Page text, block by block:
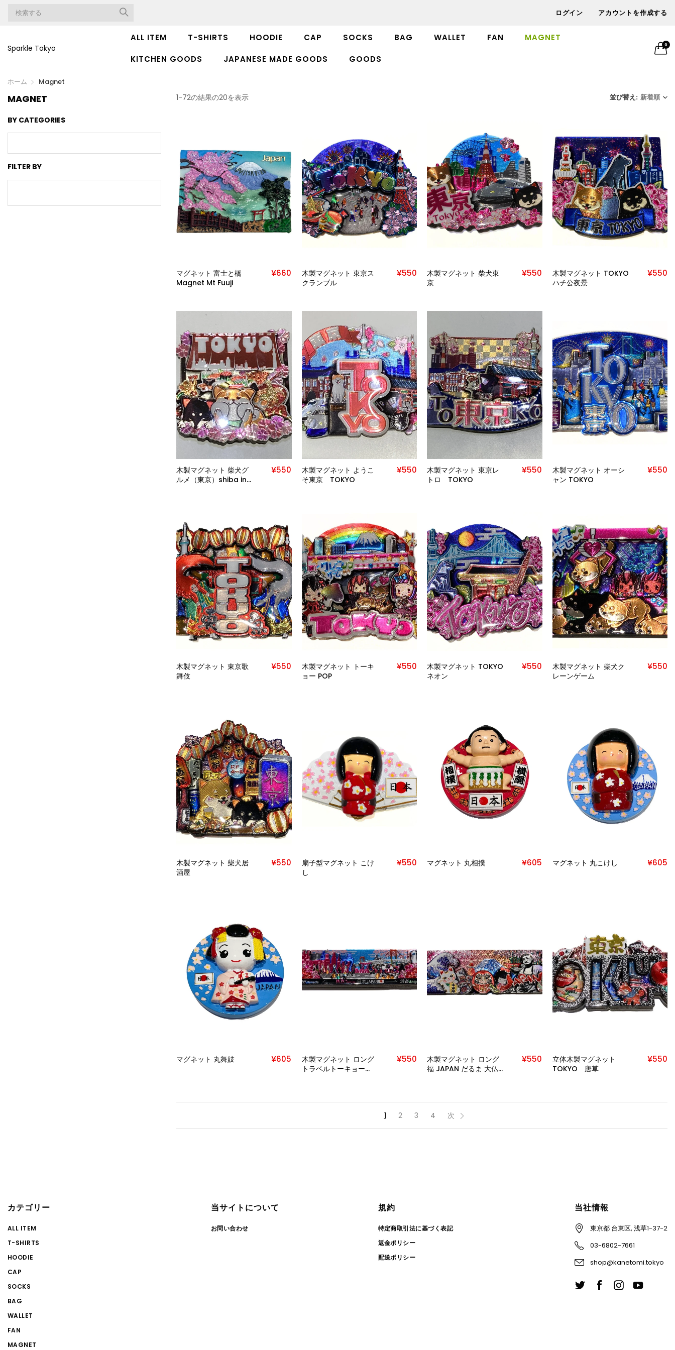
ログイン アカウントを作成する
Sparkle Tokyo
ALL ITEM T-SHIRTS HOODIE CAP SOCKS BAG WALLET FAN MAGNET
KITCHEN GOODS JAPANESE MADE GOODS GOODS
0
ホーム Magnet
MAGNET
BY CATEGORIES
FILTER BY
1-72の結果の20を表示 並び替え: 新着順
マグネット 富士と橋
Magnet Mt Fuuji
¥660
木製マグネット 東京ス
クランブル
¥550
木製マグネット 柴犬東
京
¥550
木製マグネット TOKYO
ハチ公夜景
¥550
木製マグネット 柴犬グ
ルメ（東京）shiba inu
¥550
木製マグネット ようこ
そ東京 TOKYO
¥550
木製マグネット 東京レ
トロ TOKYO
¥550
木製マグネット オーシ
ャン TOKYO
¥550
木製マグネット 東京歌
舞伎
¥550
木製マグネット トーキ
ョー POP
¥550
木製マグネット TOKYO
ネオン
¥550
木製マグネット 柴犬ク
レーンゲーム
¥550
木製マグネット 柴犬居
酒屋
¥550
扇子型マグネット こけ
し
¥550 マグネット 丸相撲 ¥605 マグネット 丸こけし ¥605
マグネット 丸舞妓 ¥605
木製マグネット ロング
トラベルトーキョー
¥550
木製マグネット ロング
福 JAPAN だるま 大仏
¥550
立体木製マグネット
TOKYO 唐草
¥550
1 2 3 4 次
カテゴリー
ALL ITEM
T-SHIRTS
HOODIE
CAP
SOCKS
BAG
WALLET
FAN
MAGNET
当サイトについて
お問い合わせ
規約
特定商取引法に基づく表記
返金ポリシー
配送ポリシー
当社情報
東京都 台東区, 浅草1-37-2
03-6802-7661
shop@kanetomi.tokyo